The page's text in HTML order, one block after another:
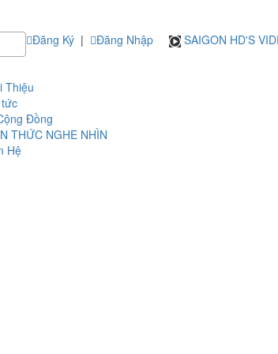
Đăng Ký | Đăng Nhập SAIGON HD'S
Thiệu
Đồng
THỨC NGHE NHÌN
Hệ